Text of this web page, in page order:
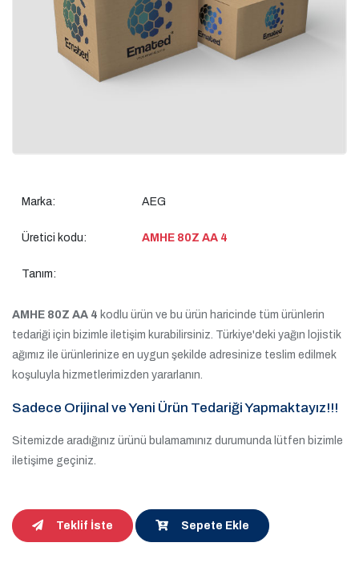
Marka: AEG
Üretici kodu: AMHE 80Z AA 4
Tanım:
AMHE 80Z AA 4 kodlu ürün ve bu ürün haricinde tüm ürünlerin
tedariği için bizimle iletişim kurabilirsiniz. Türkiye'deki yağın lojistik
ağımız ile ürünlerinize en uygun şekilde adresinize teslim edilmek
koşuluyla hizmetlerimizden yararlanın.
Sadece Orijinal ve Yeni Ürün Tedariği Yapmaktayız!!!
Sitemizde aradığınız ürünü bulamamınız durumunda lütfen bizimle
iletişime geçiniz.
Teklif İste Sepete Ekle